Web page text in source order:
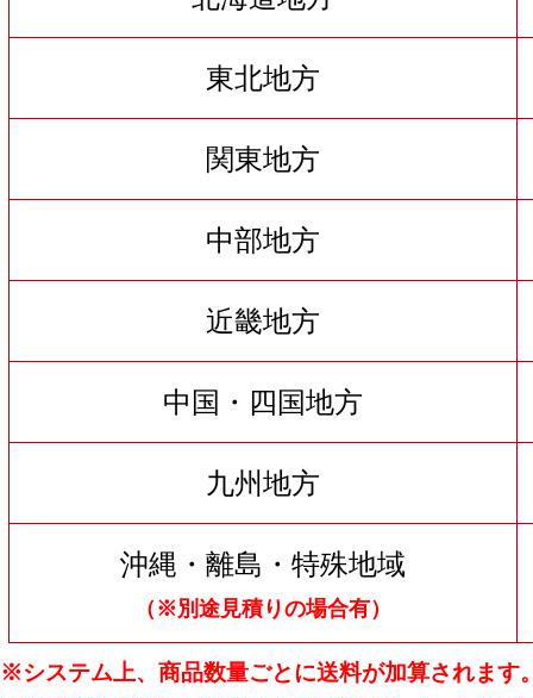
東北地方
関東地方
中部地方
近畿地方
中国・四国地方
九州地方
沖縄・離島・特殊地域
（※別途見積りの場合有）
※システム上、商品数量ごとに送料が加算されます